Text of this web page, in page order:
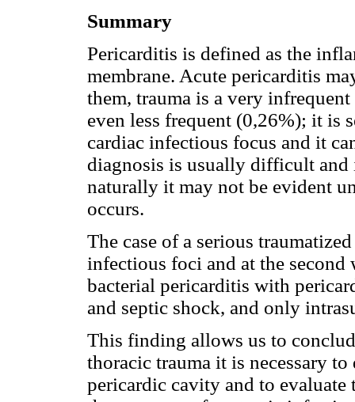
Summary
Pericarditis is defined as the
membrane. Acute pericarditis
them, trauma is a very
even less frequent (0,26%); it is
cardiac infectious focus and it
diagnosis is usually difficult
naturally it may not be evident
occurs.
The case of a serious
infectious foci and at the
bacterial pericarditis with
and septic shock, and only
This finding allows us to
thoracic trauma it is necessary
pericardic cavity and to evaluate